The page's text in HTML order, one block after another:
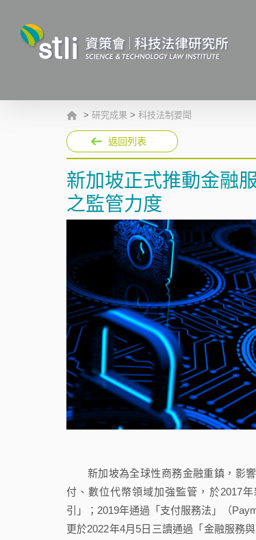
> 研究成果 > 科技法制要聞
返回列表
新加坡正式推動金融
之監管力度
新加坡為全球性商務金融重鎮，影響
付、數位代幣領域加強監管，於2017
引」；2019年通過「支付服務法」（
更於2022年4月5日三讀通過「金融服務